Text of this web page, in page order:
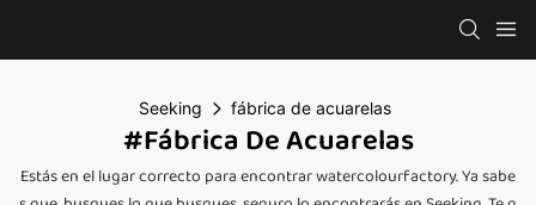
Seeking fábrica de acuarelas
#fábrica De Acuarelas
Estás en el lugar correcto para encontrar watercolourfactory. Ya sabe